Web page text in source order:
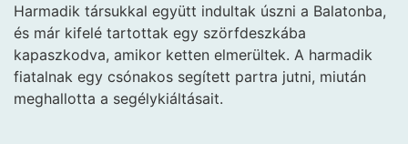
Harmadik társukkal együtt indultak úszni a Balatonba,
és már kifelé tartottak egy szörfdeszkába
kapaszkodva, amikor ketten elmerültek. A harmadik
fiatalnak egy csónakos segített partra jutni, miután
meghallotta a segélykiáltásait.